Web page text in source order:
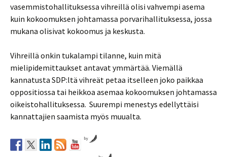
vasemmistohallituksessa vihreillä olisi vahvempi asema
kuin kokoomuksen johtamassa porvarihallituksessa, jossa
mukana olisivat kokoomus ja keskusta.
Vihreillä onkin tukalampi tilanne, kuin mitä
mielipidemittaukset antavat ymmärtää. Viemällä
kannatusta SDP:ltä vihreät petaa itselleen joko paikkaa
oppositiossa tai heikkoa asemaa kokoomuksen johtamassa
oikeistohallituksessa. Suurempi menestys edellyttäisi
kannattajien saamista myös muualta.
by